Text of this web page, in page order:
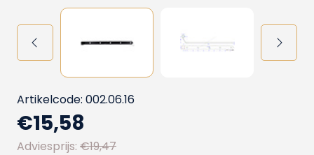
Artikelcode: 002.06.16
€15,58
Adviesprijs: €19,47